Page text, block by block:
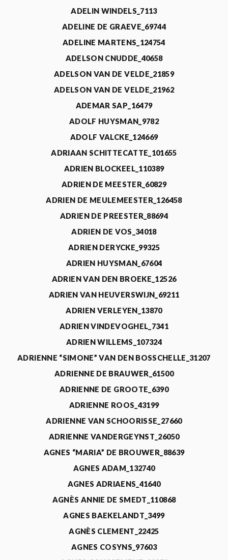
ADELIN WINDELS_7113
ADELINE DE GRAEVE_69744
ADELINE MARTENS_124754
ADELSON CNUDDE_40658
ADELSON VAN DE VELDE_21859
ADELSON VAN DE VELDE_21962
ADEMAR SAP_16479
ADOLF HUYSMAN_9782
ADOLF VALCKE_124669
ADRIAAN SCHITTECATTE_101655
ADRIEN BLOCKEEL_110389
ADRIEN DE MEESTER_60829
ADRIEN DE MEULEMEESTER_126458
ADRIEN DE PREESTER_88694
ADRIEN DE VOS_34018
ADRIEN DERYCKE_99325
ADRIEN HUYSMAN_67604
ADRIEN VAN DEN BROEKE_12526
ADRIEN VAN HEUVERSWIJN_69211
ADRIEN VERLEYEN_13870
ADRIEN VINDEVOGHEL_7341
ADRIEN WILLEMS_107324
ADRIENNE “SIMONE” VAN DEN BOSSCHELLE_31207
ADRIENNE DE BRAUWER_61500
ADRIENNE DE GROOTE_6390
ADRIENNE ROOS_43199
ADRIENNE VAN SCHOORISSE_27660
ADRIENNE VANDERGEYNST_26050
AGNES “MARIA” DE BROUWER_88639
AGNES ADAM_132740
AGNES ADRIAENS_41640
AGNÈS ANNIE DE SMEDT_110868
AGNES BAEKELANDT_3499
AGNÈS CLEMENT_22425
AGNES COSYNS_97603